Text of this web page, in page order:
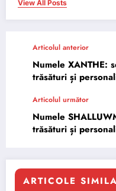
View All Posts
Articolul anterior
Numele XANTHE:
trăsături și
Articolul următor
Numele
trăsături și
ARTICOLE